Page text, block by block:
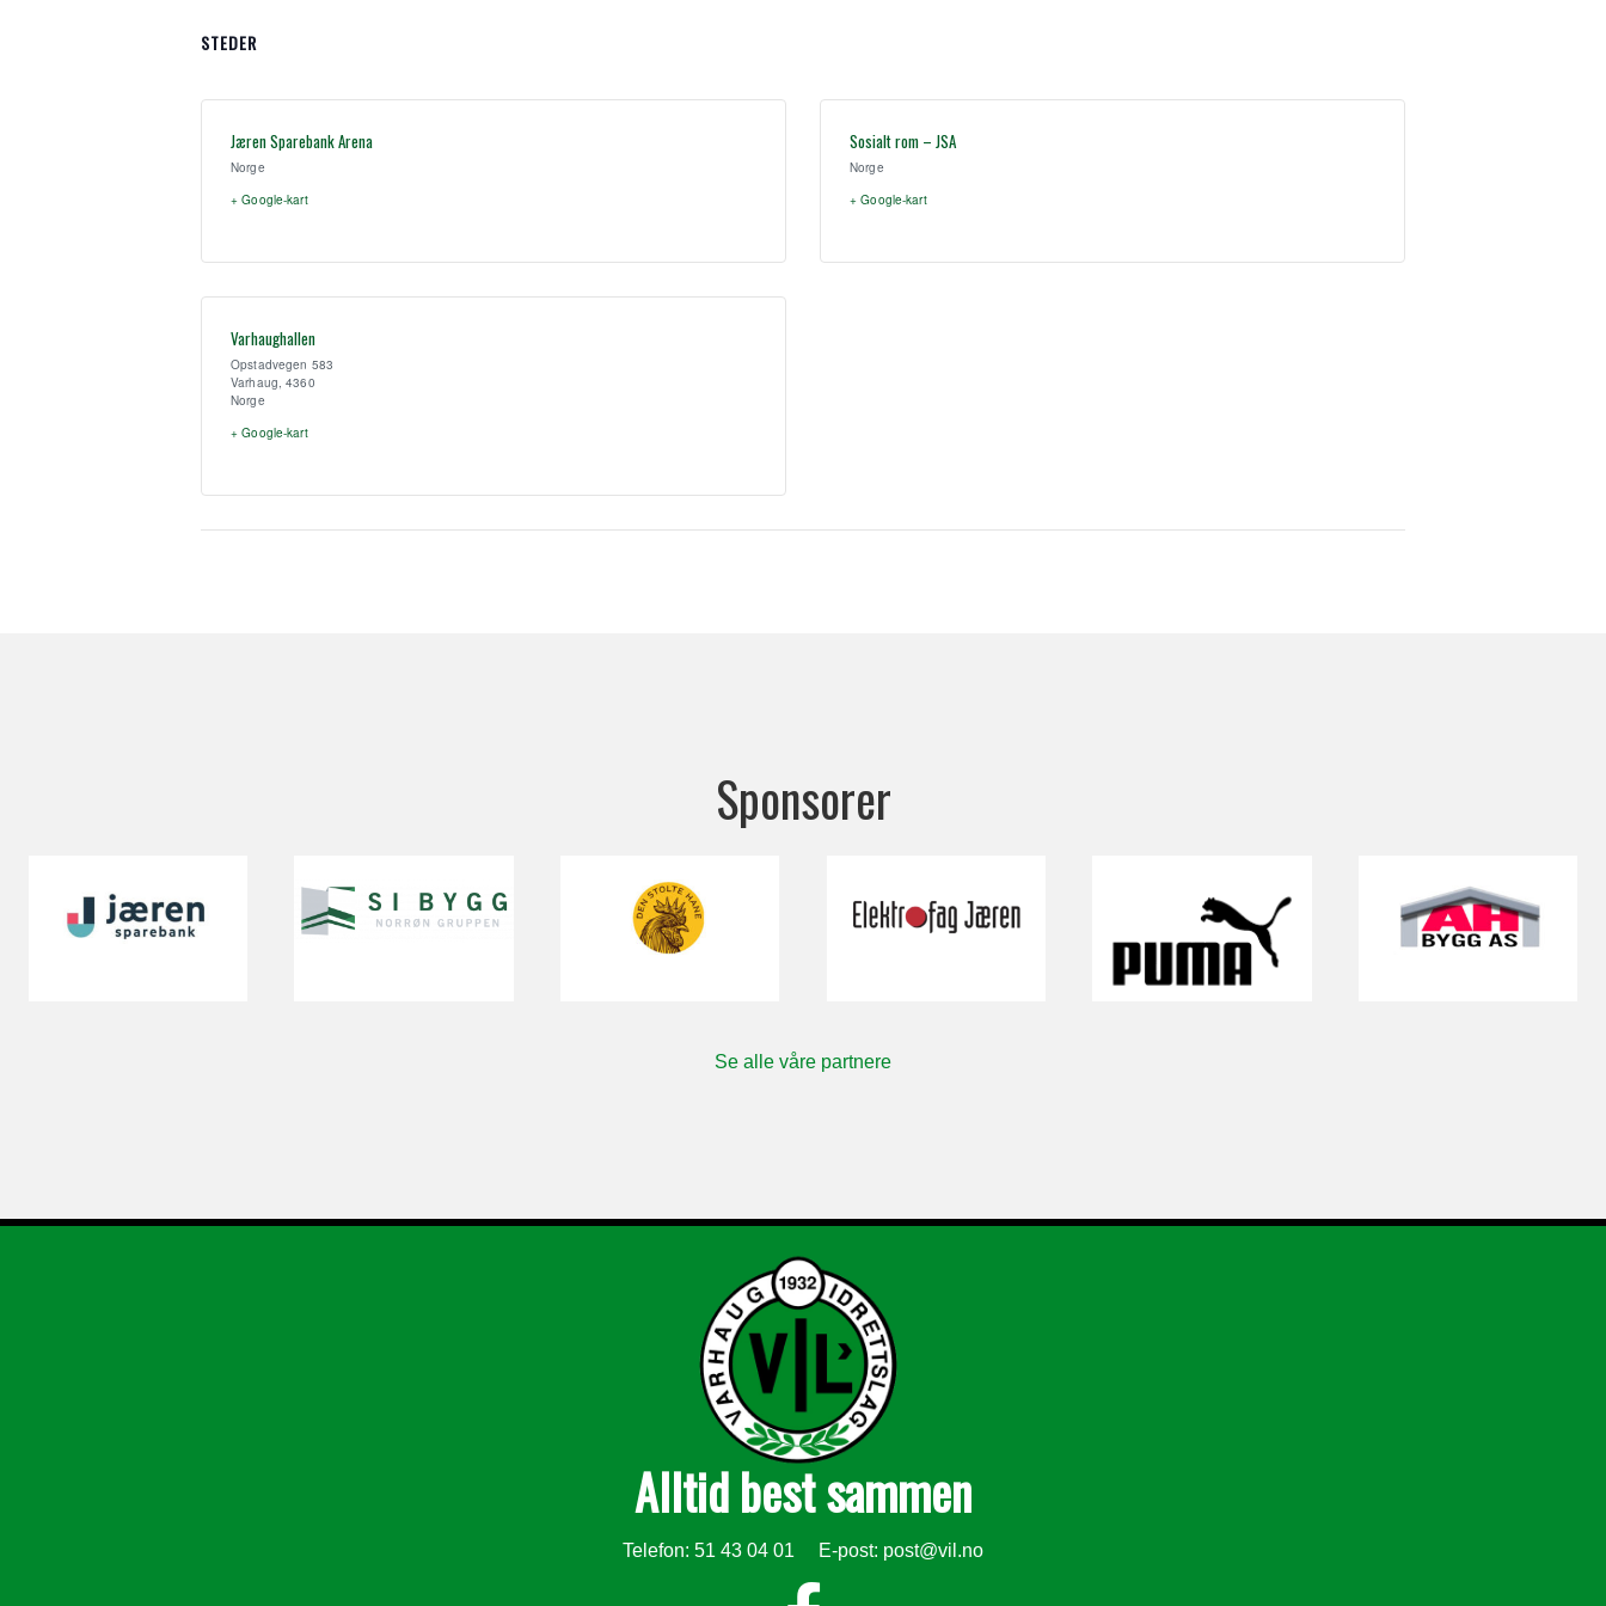
STEDER
Jæren Sparebank Arena
Norge
+ Google-kart
Sosialt rom – JSA
Norge
+ Google-kart
Varhaughallen
Opstadvegen 583
Varhaug 4360
Norge
+ Google-kart
Sponsorer
Se alle våre partnere
Alltid best sammen
Telefon: 51 43 04 01 E-post: post@vil.no